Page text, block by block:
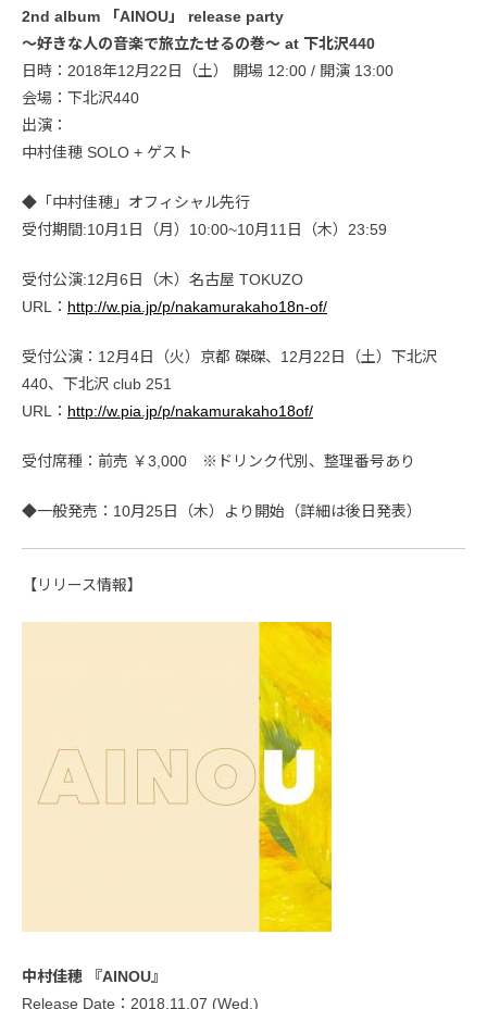
2nd album 「AINOU」 release party
〜好きな人の音楽で旅立たせるの巻〜 at 下北沢440
日時：2018年12月22日（土） 開場 12:00 / 開演 13:00
会場：下北沢440
出演：
中村佳穂 SOLO + ゲスト
◆「中村佳穂」オフィシャル先行
受付期間:10月1日（月）10:00~10月11日（木）23:59
受付公演:12月6日（木）名古屋 TOKUZO
URL： http://w.pia.jp/p/nakamurakaho18n-of/
受付公演：12月4日（火）京都 磔磔、12月22日（土）下北沢
440、下北沢 club 251
URL： http://w.pia.jp/p/nakamurakaho18of/
受付席種：前売 ￥3,000 ※ドリンク代別、整理番号あり
◆一般発売：10月25日（木）より開始（詳細は後日発表）
【リリース情報】
中村佳穂 『AINOU』
Release Date：2018.11.07 (Wed.)